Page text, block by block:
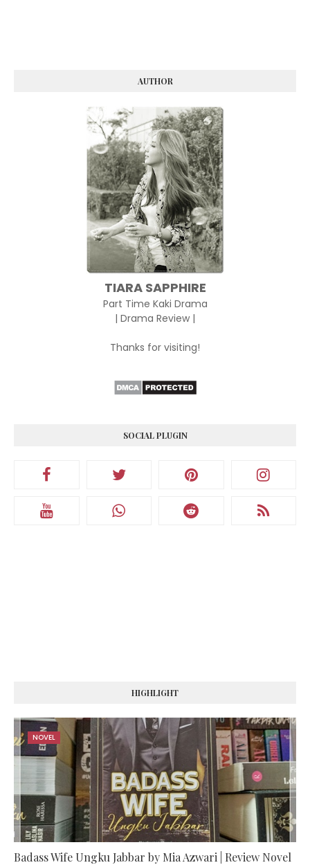
AUTHOR
TIARA SAPPHIRE
Part Time Kaki Drama
| Drama Review |
Thanks for visiting!
SOCIAL PLUGIN
HIGHLIGHT
NOVEL
Badass Wife Ungku Jabbar by Mia Azwari | Review Novel